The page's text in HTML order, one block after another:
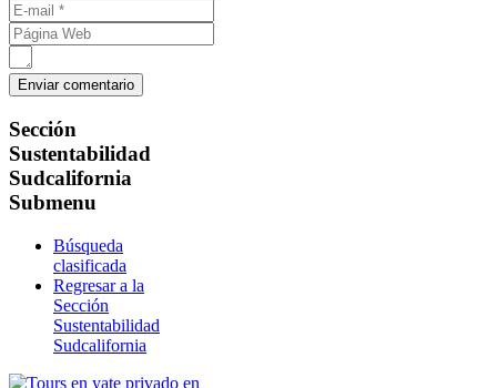
Sección
Sustentabilidad
Sudcalifornia
Submenu
Búsqueda
clasificada
Regresar a la
Sección
Sustentabilidad
Sudcalifornia